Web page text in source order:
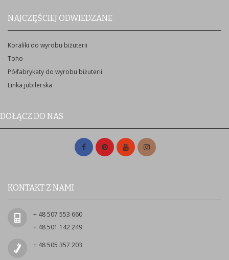
NAJCZĘŚCIEJ ODWIEDZANE
Koraliki do wyrobu biżuterii
Toho
Półfabrykaty do wyrobu biżuterii
Linka jubilerska
DOŁĄCZ DO NAS
KONTAKT Z NAMI
+ 48 507 553 660
+ 48 501 142 249
+ 48 505 357 203